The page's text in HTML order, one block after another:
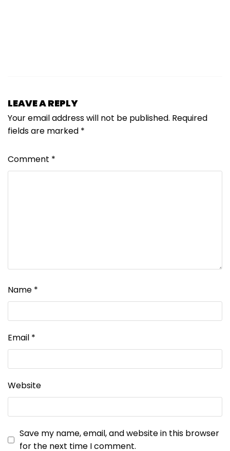
LEAVE A REPLY
Your email address will not be published. Required
fields are marked *
Comment *
Name *
Email *
Website
Save my name, email, and website in this browser
for the next time I comment.